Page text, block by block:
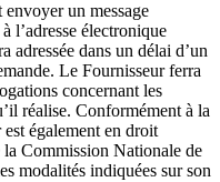
un message
l’adresse électronique
adressée dans un délai d’un
Le Fournisseur ferra
concernant les
réalise. Conformément à la
également en droit
la Commission Nationale de
modalités indiquées sur son